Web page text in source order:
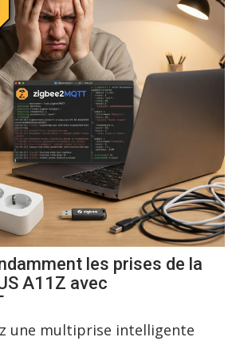
les prises de la
A11Z avec
une multiprise intelligente